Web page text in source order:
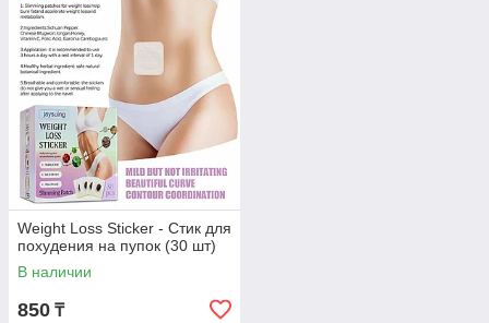
Weight Loss Sticker - Стик для
похудения на пупок (30 шт)
В наличии
850 ₸